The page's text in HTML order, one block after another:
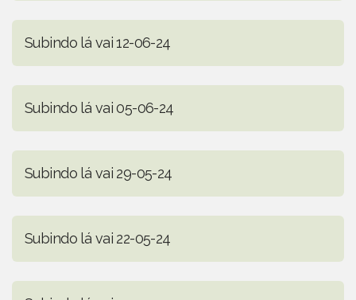
Subindo lá vai 12-06-24
Subindo lá vai 05-06-24
Subindo lá vai 29-05-24
Subindo lá vai 22-05-24